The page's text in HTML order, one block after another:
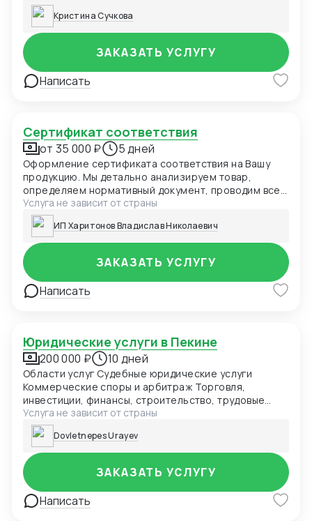
Кристина Сучкова
Написать
ЗАКАЗАТЬ УСЛУГУ
Сертификат соответствия
от 35 000 ₽ 5 дней
Оформление сертификата соответствия на Вашу
продукцию. Мы детально анализируем товар,
определяем нормативный документ, проводим все
необходимые процедуры, в том числе выезд на
производство и испытания.
Услуга не зависит от страны
ИП Харитонов Владислав Николаевич
Написать
ЗАКАЗАТЬ УСЛУГУ
Юридические услуги в Пекине
200 000 ₽ 10 дней
Области услуг Судебные юридические услуги
Коммерческие споры и арбитраж Торговля,
инвестиции, финансы, строительство, трудовые
споры Административные споры Государственные
изъятия земель, административные нарушения
Гражданские споры Брак, недвижимость, деликты,
наследство Уголовные дела Преступления
юридических лиц, экономические преступления
Постоянное юридическое сопровождение
Юридические услуги для государственных органов
Юридические услуги для государственных и частных
Услуга не зависит от страны
Dovletnepes Urayev
Написать
ЗАКАЗАТЬ УСЛУГУ